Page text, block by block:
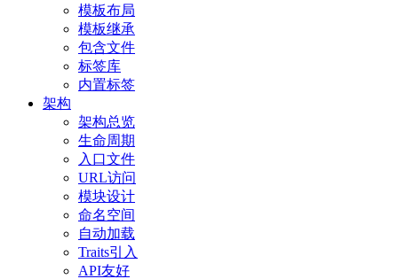
模板布局
模板继承
包含文件
标签库
内置标签
架构
架构总览
生命周期
入口文件
URL访问
模块设计
命名空间
自动加载
Traits引入
API友好